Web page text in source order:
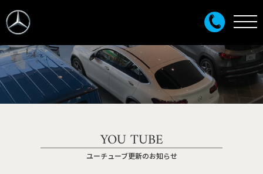
YOU TUBE
ユーチューブ更新のお知らせ